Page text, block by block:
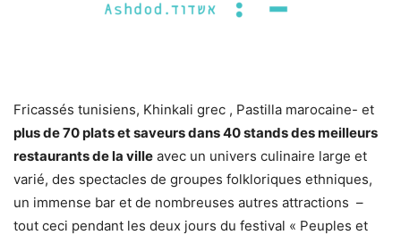
Fricassés tunisiens, Khinkali grec , Pastilla marocaine- et
plus de 70 plats et saveurs dans 40 stands des meilleurs
restaurants de la ville avec un univers culinaire large et
varié, des spectacles de groupes folkloriques ethniques,
un immense bar et de nombreuses autres attractions –
tout ceci pendant les deux jours du festival « Peuples et